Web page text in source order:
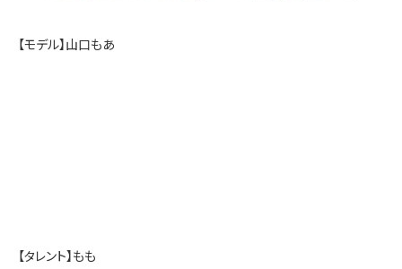
【モデル】山口もあ
【タレント】もも